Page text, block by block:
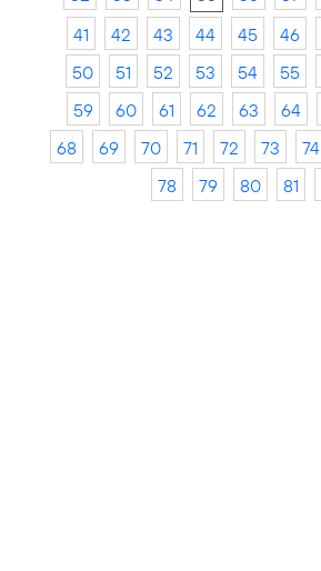
41
42 43 44 45 46
50
51 52 53 54 55
59
60 61 62 63 64
68
69 70 71 72 73 74
78
79 80 81